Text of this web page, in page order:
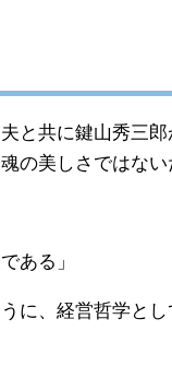
と共に鍵山秀三郎
の美しさではない
ある」
に、経営哲学と